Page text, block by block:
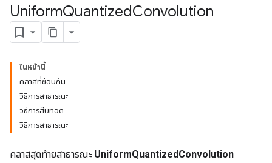
UniformQuantizedConvolution
ในหน้านี้
คลาสที่ซ้อนกัน
วิธีการสาธารณะ
วิธีการสืบทอด
วิธีการสาธารณะ
คลาสสุดท้ายสาธารณะ UniformQuantizedConvolution